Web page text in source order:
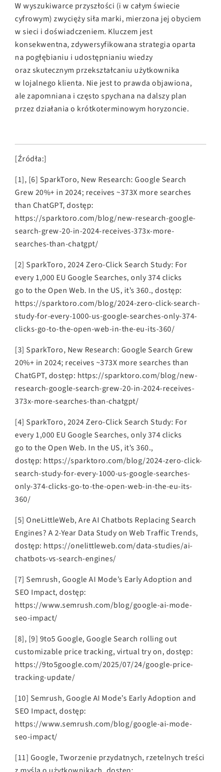
W wyszukiwarce przyszłości (i w całym świecie
cyfrowym) zwycięży siła marki, mierzona jej obyciem
w sieci i doświadczeniem. Kluczem jest
konsekwentna, zdywersyfikowana strategia oparta
na pogłębianiu i udostępnianiu wiedzy
oraz skutecznym przekształcaniu użytkownika
w lojalnego klienta. Nie jest to prawda objawiona,
ale zapomniana i często spychana na dalszy plan
przez działania o krótkoterminowym horyzoncie.
[Źródła:]
[1], [6] SparkToro, New Research: Google Search
Grew 20%+ in 2024; receives ~373X more searches
than ChatGPT, dostęp:
https://sparktoro.com/blog/new-research-google-
search-grew-20-in-2024-receives-373x-more-
searches-than-chatgpt/
[2] SparkToro, 2024 Zero-Click Search Study: For
every 1,000 EU Google Searches, only 374 clicks
go to the Open Web. In the US, it’s 360., dostęp:
https://sparktoro.com/blog/2024-zero-click-search-
study-for-every-1000-us-google-searches-only-374-
clicks-go-to-the-open-web-in-the-eu-its-360/
[3] SparkToro, New Research: Google Search Grew
20%+ in 2024; receives ~373X more searches than
ChatGPT, dostęp: https://sparktoro.com/blog/new-
research-google-search-grew-20-in-2024-receives-
373x-more-searches-than-chatgpt/
[4] SparkToro, 2024 Zero-Click Search Study: For
every 1,000 EU Google Searches, only 374 clicks
go to the Open Web. In the US, it’s 360.,
dostęp: https://sparktoro.com/blog/2024-zero-click-
search-study-for-every-1000-us-google-searches-
only-374-clicks-go-to-the-open-web-in-the-eu-its-
360/
[5] OneLittleWeb, Are AI Chatbots Replacing Search
Engines? A 2-Year Data Study on Web Traffic Trends,
dostęp: https://onelittleweb.com/data-studies/ai-
chatbots-vs-search-engines/
[7] Semrush, Google AI Mode’s Early Adoption and
SEO Impact, dostęp:
https://www.semrush.com/blog/google-ai-mode-
seo-impact/
[8], [9] 9to5 Google, Google Search rolling out
customizable price tracking, virtual try on, dostęp:
https://9to5google.com/2025/07/24/google-price-
tracking-update/
[10] Semrush, Google AI Mode’s Early Adoption and
SEO Impact, dostęp:
https://www.semrush.com/blog/google-ai-mode-
seo-impact/
[11] Google, Tworzenie przydatnych, rzetelnych treści